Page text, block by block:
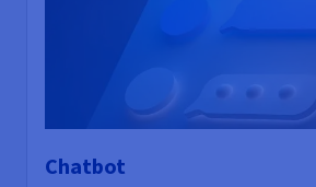
Chatbot